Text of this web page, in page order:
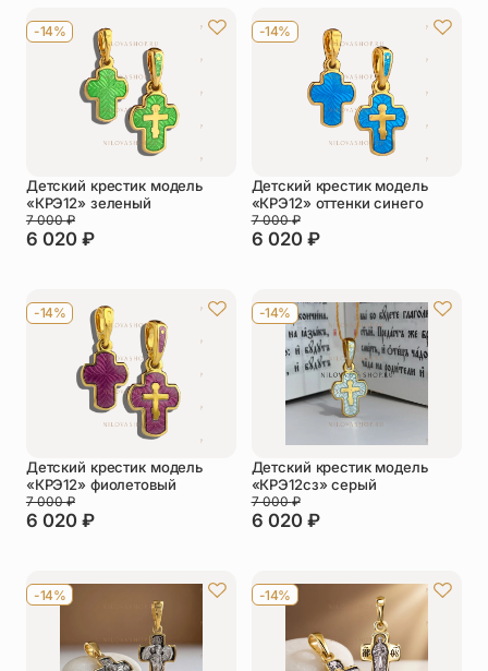
-14%
Детский крестик модель
«КРЭ12» зеленый
6 020 ₽
7 000₽
-14%
Детский крестик модель
«КРЭ12» оттенки синего
6 020 ₽
7 000₽
-14%
Детский крестик модель
«КРЭ12» фиолетовый
6 020 ₽
7 000₽
-14%
Детский крестик модель
«КРЭ12сз» серый
6 020 ₽
7 000₽
-14% -14%